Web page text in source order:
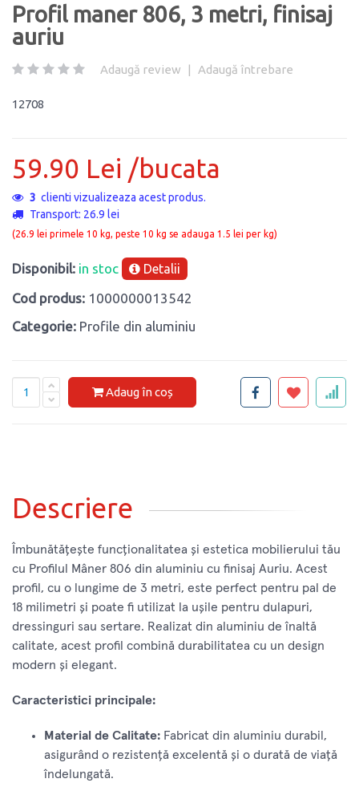
Profil maner 806, 3 metri, finisaj
auriu
Adaugă review | Adaugă întrebare
12708
59.90 Lei /bucata
3 clienti vizualizeaza acest produs.
Transport: 26.9 lei
(26.9 lei primele 10 kg, peste 10 kg se adauga 1.5 lei per kg)
Disponibil: in stoc Detalii
Cod produs: 1000000013542
Categorie: Profile din aluminiu
Adaug în coș
Descriere
Îmbunătățește funcționalitatea și estetica mobilierului tău
cu Profilul Mâner 806 din aluminiu cu finisaj Auriu. Acest
profil, cu o lungime de 3 metri, este perfect pentru pal de
18 milimetri și poate fi utilizat la ușile pentru dulapuri,
dressinguri sau sertare. Realizat din aluminiu de înaltă
calitate, acest profil combină durabilitatea cu un design
modern și elegant.
Caracteristici principale:
Material de Calitate: Fabricat din aluminiu durabil,
asigurând o rezistență excelentă și o durată de viață
îndelungată.